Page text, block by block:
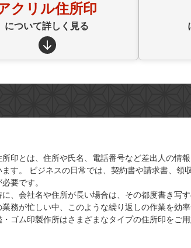
クリル住所印
について詳しく見る
所印とは、住所や氏名、電話番号など差出人の情
ます。 ビジネスの日常では、契約書や請求書、領
必要です。
に、会社名や住所が長い場合は、その都度書き写
業務が忙しい中、このような繰り返しの作業を効
・ゴム印製作所はさまざまなタイプの住所印をご用